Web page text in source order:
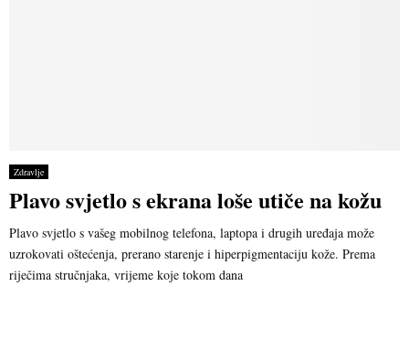
Zdravlje
Plavo svjetlo s ekrana loše utiče na kožu
Plavo svjetlo s vašeg mobilnog telefona, laptopa i drugih uređaja može
uzrokovati oštećenja, prerano starenje i hiperpigmentaciju kože. Prema
riječima stručnjaka, vrijeme koje tokom dana